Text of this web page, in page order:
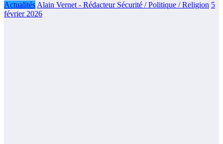
Actualités Alain Vernet - Rédacteur Sécurité / Politique / Religion 5
février 2026